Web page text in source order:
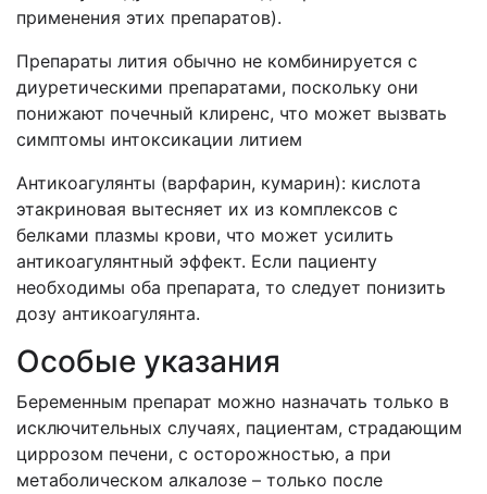
применения этих препаратов).
Препараты лития обычно не комбинируется с
диуретическими препаратами, поскольку они
понижают почечный клиренс, что может вызвать
симптомы интоксикации литием
Антикоагулянты (варфарин, кумарин): кислота
этакриновая вытесняет их из комплексов с
белками плазмы крови, что может усилить
антикоагулянтный эффект. Если пациенту
необходимы оба препарата, то следует понизить
дозу антикоагулянта.
Особые указания
Беременным препарат можно назначать только в
исключительных случаях, пациентам, страдающим
циррозом печени, с осторожностью, а при
метаболическом алкалозе – только после